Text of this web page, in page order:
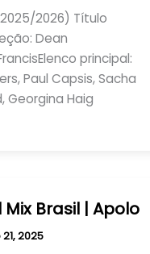
2026) Título
Dean
principal:
Paul Capsis, Sacha
Georgina Haig
Brasil | Apolo
2025